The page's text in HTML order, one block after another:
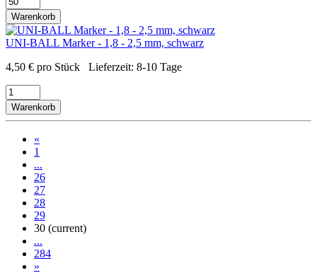
Warenkorb
UNI-BALL Marker - 1,8 - 2,5 mm, schwarz
4,50 € pro Stück Lieferzeit: 8-10 Tage
Warenkorb
«
1
...
26
27
28
29
30 (current)
...
284
»